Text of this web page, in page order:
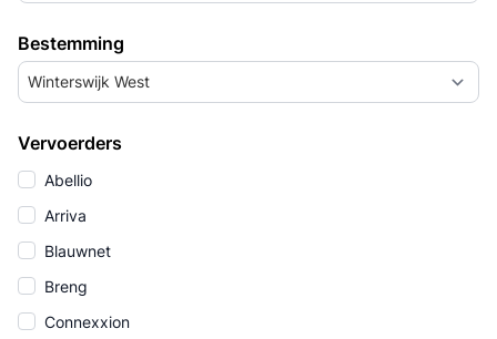
Bestemming
Winterswijk West
Vervoerders
Abellio
Arriva
Blauwnet
Breng
Connexxion